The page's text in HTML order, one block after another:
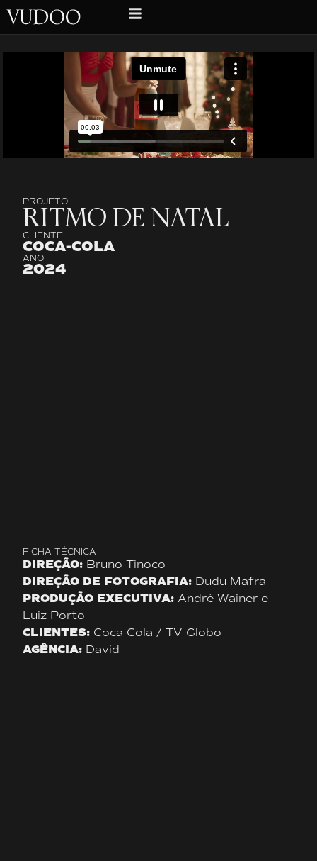
PROJETO
RITMO DE NATAL
CLIENTE
COCA-COLA
ANO
2024
FICHA TÉCNICA
DIREÇÃO: Bruno Tinoco
DIREÇÃO DE FOTOGRAFIA: Dudu Mafra
PRODUÇÃO EXECUTIVA: André Wainer e
Luiz Porto
CLIENTES: Coca-Cola / TV Globo
AGÊNCIA: David